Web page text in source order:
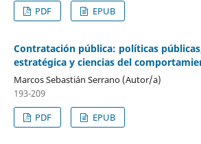
PDF EPUB
Contratación pública: políticas
estratégica y ciencias del
Marcos Sebastián Serrano (Autor/a)
193-209
PDF
EPUB